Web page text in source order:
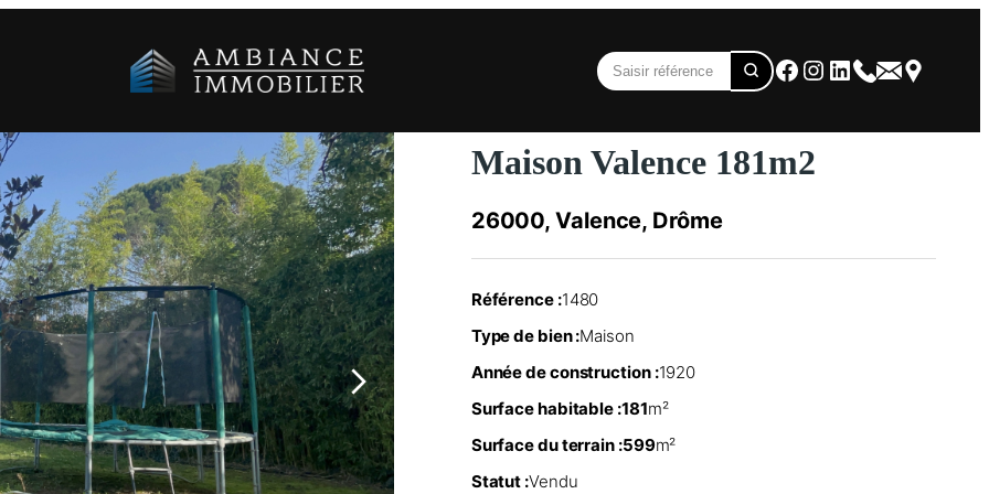
Facebook
Instagram
LinkedIn
Maison Valence 181m2
26000, Valence, Drôme
Référence :1480
Type de bien :Maison
Année de construction :1920
Surface habitable :181m²
Surface du terrain :599m²
Statut :Vendu